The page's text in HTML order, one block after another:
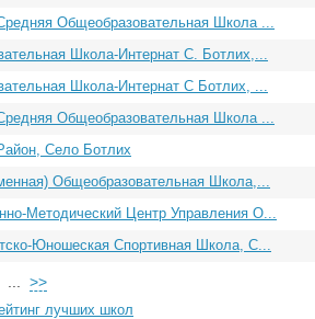
Общеобразовательная Школа ...
Школа-Интернат С. Ботлих,...
Школа-Интернат С Ботлих, ...
Общеобразовательная Школа ...
Село Ботлих
Общеобразовательная Школа,...
Методический Центр Управления О...
Юношеская Спортивная Школа, С...
>>
лучших школ